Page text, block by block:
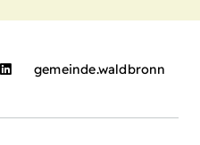
gemeinde.waldbronn